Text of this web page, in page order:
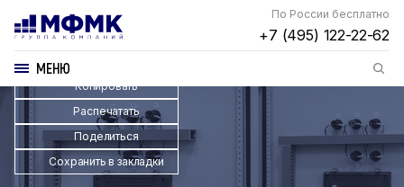
По России бесплатно
+7 (495) 122-22-62
МЕНЮ
Копировать
Распечатать
Поделиться
Сохранить в закладки